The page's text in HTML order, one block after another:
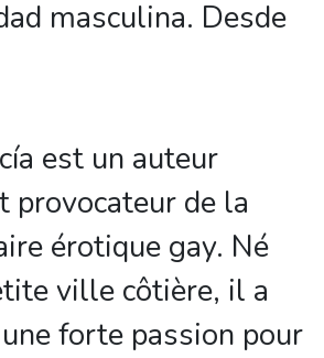
masculina. Desde
est un auteur
provocateur de la
érotique gay. Né
ville côtière, il a
forte passion pour